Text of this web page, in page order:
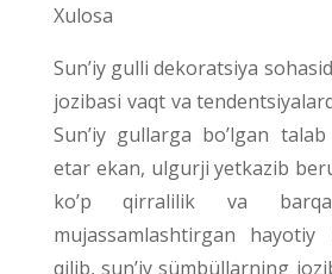
Xulosa
Sun’iy gulli dekoratsiya
jozibasi vaqt va
Sun’iy gullarga bo’lgan talab
etar ekan, ulgurji yetkazib
ko’p qirralilik va
mujassamlashtirgan
qilib, sun’iy sümbüllarning